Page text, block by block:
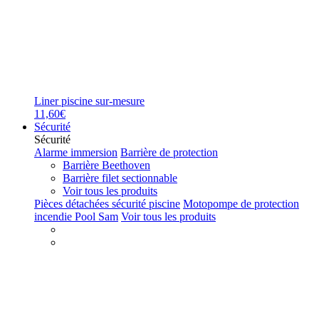
Liner piscine sur-mesure
11,60€
Sécurité
Sécurité
Alarme immersion Barrière de protection
Barrière Beethoven
Barrière filet sectionnable
Voir tous les produits
Pièces détachées sécurité piscine Motopompe de protection
incendie Pool Sam Voir tous les produits